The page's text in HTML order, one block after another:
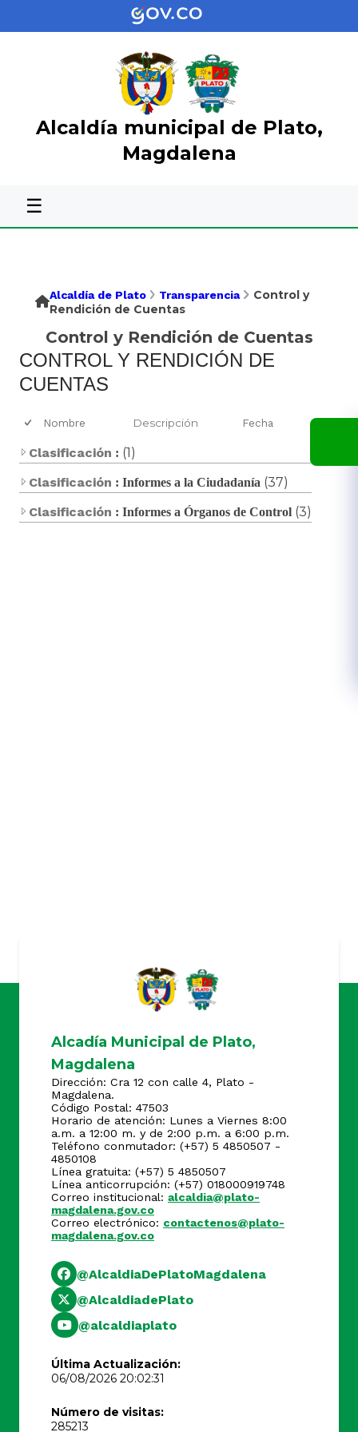
Alcaldía municipal de Plato,
Magdalena
☰
Alcaldía de Plato Transparencia
Control y
Rendición de Cuentas
Control y Rendición de Cuentas
​​CONTROL Y RENDICIÓN DE
CUENTAS
Nombre Descripción Fecha
Clasificación : (1)
Clasificación : Informes a la Ciudadanía (37)
Clasificación : Informes a Órganos de Control (3)
Alcadía Municipal de Plato,
Magdalena
Dirección: Cra 12 con calle 4, Plato -
Magdalena.
Código Postal: 47503
Horario de atención: Lunes a Viernes 8:00
a.m. a 12:00 m. y de 2:00 p.m. a 6:00 p.m.
Teléfono conmutador: (+57) 5 4850507 -
4850108
Línea gratuita: (+57) 5 4850507
Línea anticorrupción: (+57) 018000919748
Correo institucional: alcaldia@plato-
magdalena.gov.co
Correo electrónico: contactenos@plato-
magdalena.gov.co
@AlcaldiaDePlatoMagdalena
@AlcaldiadePlato
@alcaldiaplato
Última Actualización:
06/08/2026 20:02:31
Número de visitas:
285213